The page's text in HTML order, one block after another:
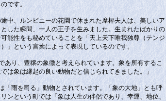
です。
中、ルンビニーの花園で休まれた摩椰夫人は、美しいア
した瞬間、一人の王子を生みました。生まれたばかりの
能性をも秘めていることを「天上天下唯我独尊（テンジ
」という言葉によって表現しているのです。
あり、豊穣の象徴と考えられています。象を所有するこ
は象は縁起の良い動物だと信じられてきました。」
「雨を司る」動物とされています。「象の大地」とも呼
ンという町では「象は人生の伴侶であり、幸運、地位、